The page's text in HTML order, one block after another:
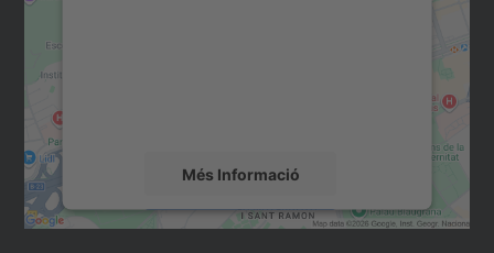
Més Informació
Accepta